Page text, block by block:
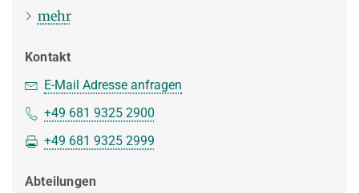
30 Jahre MPI-INF
mehr
Kontakt
E-Mail Adresse anfragen
+49 681 9325 2900
+49 681 9325 2999
Abteilungen